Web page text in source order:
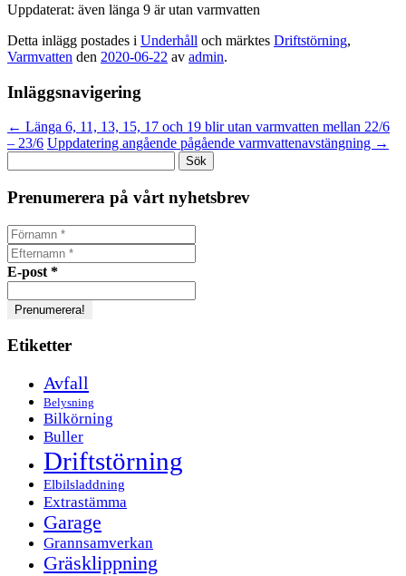
Uppdaterat: även länga 9 är utan varmvatten
Detta inlägg postades i Underhåll och märktes Driftstörning,
Varmvatten den 2020-06-22 av admin.
Inläggsnavigering
← Länga 6, 11, 13, 15, 17 och 19 blir utan varmvatten mellan 22/6
– 23/6 Uppdatering angående pågående varmvattenavstängning →
efter:
Prenumerera på vårt nyhetsbrev
E-post *
Etiketter
Avfall
Belysning
Bilkörning
Buller
Driftstörning
Elbilsladdning
Extrastämma
Garage
Grannsamverkan
Gräsklippning